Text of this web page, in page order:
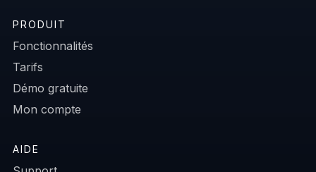
PRODUIT
Fonctionnalités
Tarifs
Démo gratuite
Mon compte
AIDE